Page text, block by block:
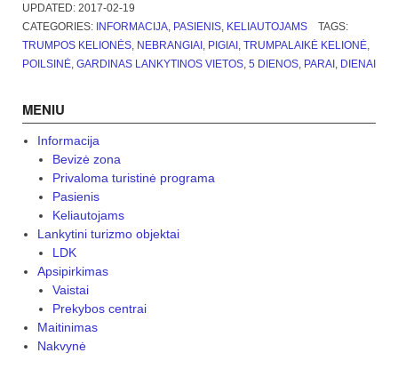
UPDATED: 2017-02-19
CATEGORIES: INFORMACIJA PASIENIS KELIAUTOJAMS
TAGS:
TRUMPOS KELIONĖS NEBRANGIAI PIGIAI TRUMPALAIKĖ KELIONĖ
POILSINĖ GARDINAS LANKYTINOS VIETOS 5 DIENOS PARAI DIENAI
MENIU
Informacija
Bevizė zona
Privaloma turistinė programa
Pasienis
Keliautojams
Lankytini turizmo objektai
LDK
Apsipirkimas
Vaistai
Prekybos centrai
Maitinimas
Nakvynė